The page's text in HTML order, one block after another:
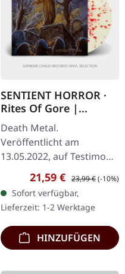
SENTIENT HORROR ·
Rites Of Gore |
RED/CLEAR LP
Death Metal.
Veröffentlicht am
13.05.2022, auf Testimony
Records. Ultra clear vinyl
mit roten Blutspuren,
limitiert auf 100
Exemplare. "Rites of…
Verkaufspreis:
21,59 € Regulärer Preis:
23,99 €(-10%)
Sofort verfügbar,
Lieferzeit: 1-2 Werktage
HINZUFÜGEN